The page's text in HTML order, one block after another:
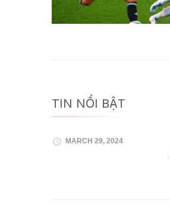
TIN NỔI BẬT
MARCH 29, 2024